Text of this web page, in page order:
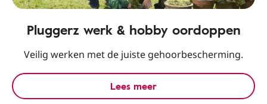
Pluggerz werk & hobby oordoppen
Veilig werken met de juiste gehoorbescherming.
Lees meer